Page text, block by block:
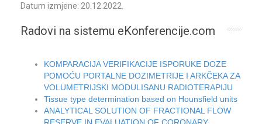
Datum izmjene: 20.12.2022.
Radovi na sistemu eKonferencije.com
KOMPARACIJA VERIFIKACIJE ISPORUKE DOZE
POMOĆU PORTALNE DOZIMETRIJE I ARKČEKA ZA
VOLUMETRIJSKI MODULISANU RADIOTERAPIJU
Tissue type determination based on Hounsfield units
ANALYTICAL SOLUTION OF FRACTIONAL FLOW